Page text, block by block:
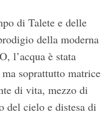
di Talete e delle
della moderna
l’acqua è stata
soprattutto matrice
di vita, mezzo di
del cielo e distesa di